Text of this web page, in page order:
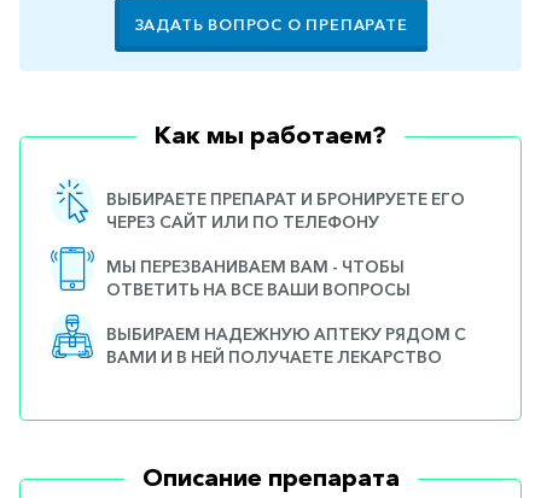
ЗАДАТЬ ВОПРОС О ПРЕПАРАТЕ
Как мы работаем?
ВЫБИРАЕТЕ ПРЕПАРАТ И БРОНИРУЕТЕ ЕГО
ЧЕРЕЗ САЙТ ИЛИ ПО ТЕЛЕФОНУ
МЫ ПЕРЕЗВАНИВАЕМ ВАМ - ЧТОБЫ
ОТВЕТИТЬ НА ВСЕ ВАШИ ВОПРОСЫ
ВЫБИРАЕМ НАДЕЖНУЮ АПТЕКУ РЯДОМ С
ВАМИ И В НЕЙ ПОЛУЧАЕТЕ ЛЕКАРСТВО
Описание препарата